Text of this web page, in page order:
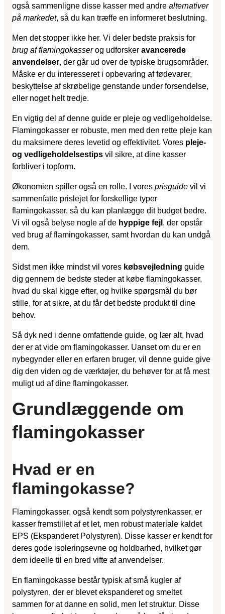
også sammenligne disse kasser med andre alternativer
på markedet, så du kan træffe en informeret beslutning.
Men det stopper ikke her. Vi deler bedste praksis for
brug af flamingokasserog udforsker avancerede
anvendelser, der går ud over de typiske brugsområder.
Måske er du interesseret i opbevaring af fødevarer,
beskyttelse af skrøbelige genstande under forsendelse,
eller noget helt tredje.
En vigtig del af denne guide er pleje og vedligeholdelse.
Flamingokasser er robuste, men med den rette pleje kan
du maksimere deres levetid og effektivitet. Vores pleje-
og vedligeholdelsestips vil sikre, at dine kasser
forbliver i topform.
Økonomien spiller også en rolle. I vores prisguide vil vi
sammenfatte prislejet for forskellige typer
flamingokasser, så du kan planlægge dit budget bedre.
Vi vil også belyse nogle af de hyppige fejl , der opstår
ved brug af flamingokasser, samt hvordan du kan undgå
dem.
Sidst men ikke mindst vil vores købsvejledning guide
dig gennem de bedste steder at købe flamingokasser,
hvad du skal kigge efter, og hvilke spørgsmål du bør
stille, for at sikre, at du får det bedste produkt til dine
behov.
Så dyk ned i denne omfattende guide, og lær alt, hvad
der er at vide om flamingokasser. Uanset om du er en
nybegynder eller en erfaren bruger, vil denne guide give
dig den viden og de værktøjer, du behøver for at få mest
muligt ud af dine flamingokasser.
Grundlæggende om
flamingokasser
Hvad er en
flamingokasse?
Flamingokasser, også kendt som polystyrenkasser, er
kasser fremstillet af et let, men robust materiale kaldet
EPS (Ekspanderet Polystyren). Disse kasser er kendt for
deres gode isoleringsevne og holdbarhed, hvilket gør
dem ideelle til en bred vifte af anvendelser.
En flamingokasse består typisk af små kugler af
polystyren, der er blevet ekspanderet og smeltet
sammen for at danne en solid, men let struktur. Disse